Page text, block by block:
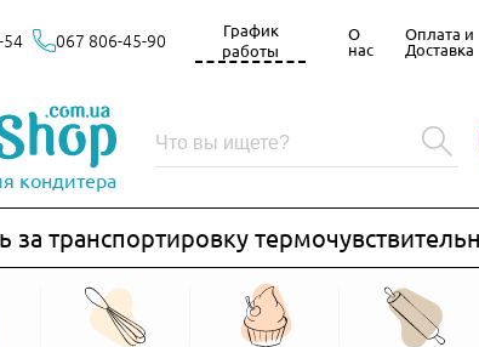
кондитера
54 067 806-45-90
График
работы
О
нас
Оплата и
Доставка